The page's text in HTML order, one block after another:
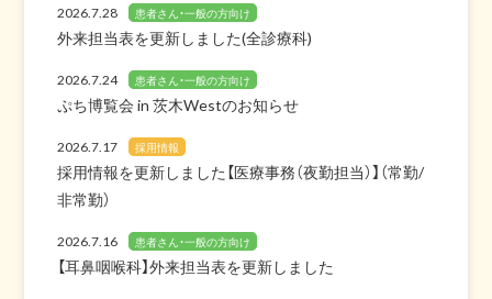
2026.7.28 患者さん・一般の方向け
外来担当表を更新しました(全診療科)
2026.7.24 患者さん・一般の方向け
ぷち博覧会 in 茨木Westのお知らせ
2026.7.17 採用情報
採用情報を更新しました【医療事務（夜勤担当）】（常勤/
非常勤）
2026.7.16 患者さん・一般の方向け
【耳鼻咽喉科】外来担当表を更新しました